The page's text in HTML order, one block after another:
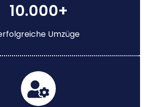
10.000+
Umzüge